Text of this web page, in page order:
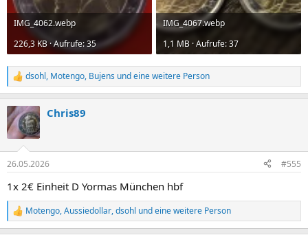
IMG_4062.webp
226,3 KB · Aufrufe: 35
IMG_4067.webp
1,1 MB · Aufrufe: 37
R
e
k
t
i
e
:
dsohl, Motengo, Bujens und eine weitere Person
Chris89
26.05.2026 #555
1x 2€ Einheit D Yormas München hbf
R
e
Motengo,Aussiedollar,dsohl und eine weitere Person